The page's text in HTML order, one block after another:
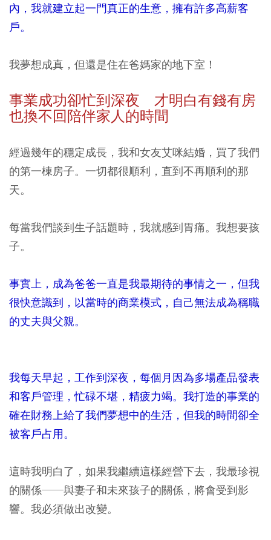
內，我就建立起一門真正的生意，擁有許多高薪客
戶。
我夢想成真，但還是住在爸媽家的地下室！
事業成功卻忙到深夜 才明白有錢有房
也換不回陪伴家人的時間
經過幾年的穩定成長，我和女友艾咪結婚，買了我們
的第一棟房子。一切都很順利，直到不再順利的那
天。
每當我們談到生子話題時，我就感到胃痛。我想要孩
子。
事實上，成為爸爸一直是我最期待的事情之一，但我
很快意識到，以當時的商業模式，自己無法成為稱職
的丈夫與父親。
我每天早起，工作到深夜，每個月因為多場產品發表
和客戶管理，忙碌不堪，精疲力竭。我打造的事業的
確在財務上給了我們夢想中的生活，但我的時間卻全
被客戶占用。
這時我明白了，如果我繼續這樣經營下去，我最珍視
的關係──與妻子和未來孩子的關係，將會受到影
響。我必須做出改變。